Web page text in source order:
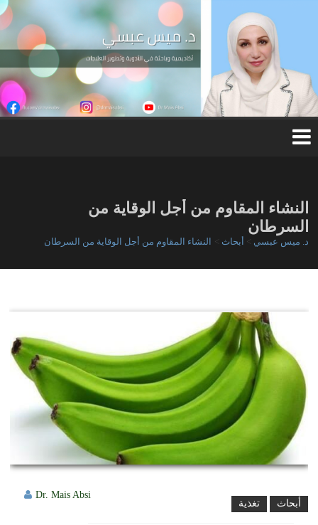
د.
مي
النشاء المقاوم من أجل الوقاية من
السرطان
د. ميس عبسي > أبحاث > النشاء المقاوم من أجل الوقاية من السرطان
أبحاث تغذية
Dr. Mais Absi